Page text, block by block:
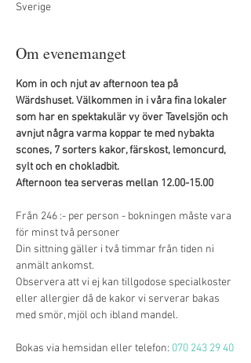
Sverige
Om evenemanget
Kom in och njut av afternoon tea på
Wärdshuset. Välkommen in i våra fina lokaler
som har en spektakulär vy över Tavelsjön och
avnjut några varma koppar te med nybakta
scones, 7 sorters kakor, färskost, lemoncurd,
sylt och en chokladbit.
Afternoon tea serveras mellan 12.00-15.00
Från 246 :- per person - bokningen måste vara
för minst två personer
Din sittning gäller i två timmar från tiden ni
anmält ankomst.
Observera att vi ej kan tillgodose specialkoster
eller allergier då de kakor vi serverar bakas
med smör, mjöl och ibland mandel.
Bokas via hemsidan eller telefon: 070 243 29 40